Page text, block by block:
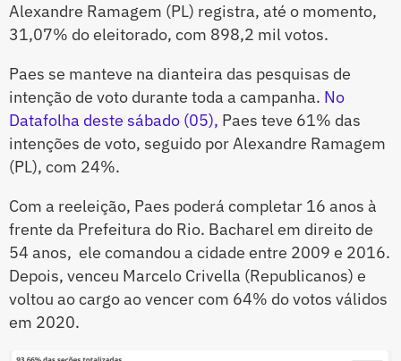
Alexandre Ramagem (PL) registra, até o momento,
31,07% do eleitorado, com 898,2 mil votos.
Paes se manteve na dianteira das pesquisas de
intenção de voto durante toda a campanha. No
Datafolha deste sábado (05), Paes teve 61% das
intenções de voto, seguido por Alexandre Ramagem
(PL), com 24%.
Com a reeleição, Paes poderá completar 16 anos à
frente da Prefeitura do Rio. Bacharel em direito de
54 anos, ele comandou a cidade entre 2009 e 2016.
Depois, venceu Marcelo Crivella (Republicanos) e
voltou ao cargo ao vencer com 64% do votos válidos
em 2020.